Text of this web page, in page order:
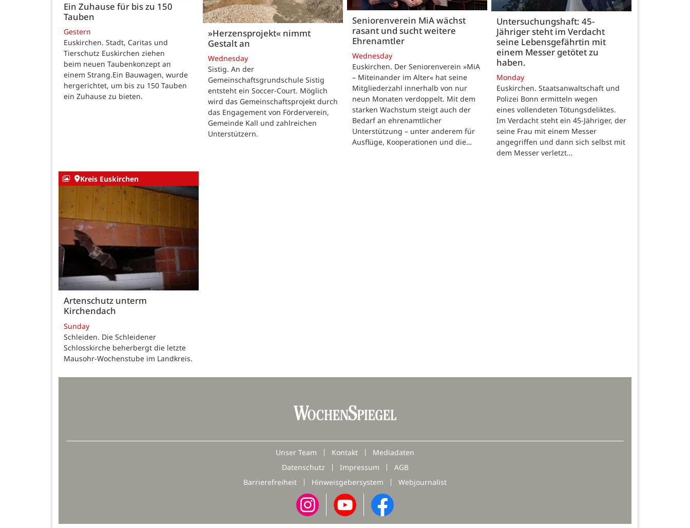
Ein Zuhause für bis zu 150
Tauben
Gestern
Euskirchen. Stadt, Caritas und
Tierschutz Euskirchen ziehen
beim neuen Taubenkonzept an
einem Strang.Ein Bauwagen, wurde
hergerichtet, um bis zu 150 Tauben
ein Zuhause zu bieten.
»Herzensprojekt« nimmt
Gestalt an
Wednesday
Sistig. An der
Gemeinschaftsgrundschule Sistig
entsteht ein Soccer-Court. Möglich
wird das Gemeinschaftsprojekt durch
das Engagement von Förderverein,
Gemeinde Kall und zahlreichen
Unterstützern.
Seniorenverein MiA wächst
rasant und sucht weitere
Ehrenamtler
Wednesday
Euskirchen. Der Seniorenverein »MiA
– Miteinander im Alter« hat seine
Mitgliederzahl innerhalb von nur
neun Monaten verdoppelt. Mit dem
starken Wachstum steigt auch der
Bedarf an ehrenamtlicher
Unterstützung – unter anderem für
Ausflüge, Kooperationen und die…
Untersuchungshaft: 45-
Jähriger steht im Verdacht
seine Lebensgefährtin mit
einem Messer getötet zu
haben.
Monday
Euskirchen. Staatsanwaltschaft und
Polizei Bonn ermitteln wegen
eines vollendeten Tötungsdeliktes.
Im Verdacht steht ein 45-Jähriger, der
seine Frau mit einem Messer
angegriffen und dann sich selbst mit
dem Messer verletzt…
Kreis Euskirchen
Artenschutz unterm
Kirchendach
Sunday
Schleiden. Die Schleidener
Schlosskirche beherbergt die letzte
Mausohr-Wochenstube im Landkreis.
Unser Team Kontakt
Mediadaten
Datenschutz
Impressum
AGB
Barrierefreiheit
Hinweisgebersystem Webjournalist